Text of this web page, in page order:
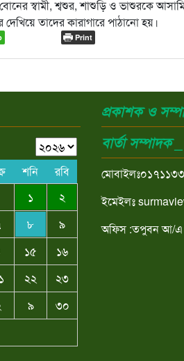
স্বামী, শ্বশুর, শাশুড়ি ও ভাশুরকে
তাদের কারাগারে পাঠানো হয়।
Print
শনি
রবি
১
২
৮
৯
১৫
১৬
২২
২৩
৯
৩০
প্রকাশক ও
বার্তা
ইমেইলঃ
অফিস :তপুবন আ/এ